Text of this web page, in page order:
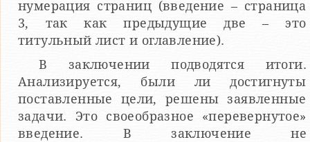
нумерация страниц (введение – страница
3, так как предыдущие две – это
титульный лист и оглавление).
В заключении подводятся итоги.
Анализируется, были ли достигнуты
поставленные цели, решены заявленные
задачи. Это своеобразное «перевернутое»
введение. В заключение не